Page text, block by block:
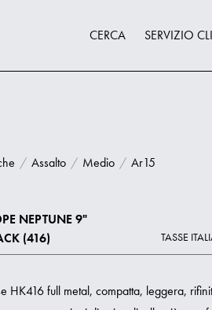
CERCA SERVIZIO
/ Assalto / Medio / Ar15
NEPTUNE 9"
(416)
TASSE
HK416 full metal, compatta, leggera,